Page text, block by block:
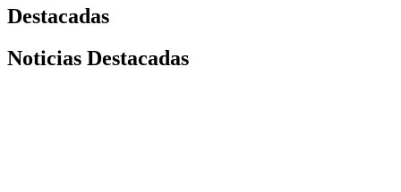
Destacadas
Noticias Destacadas